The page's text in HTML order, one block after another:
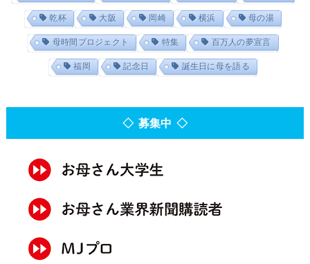
乾杯 大阪 岡崎 横浜 母の湯
母時間プロジェクト 特集 百万人の夢宣言
福岡 記念日 誕生日に母を語る
◇ 募集中 ◇